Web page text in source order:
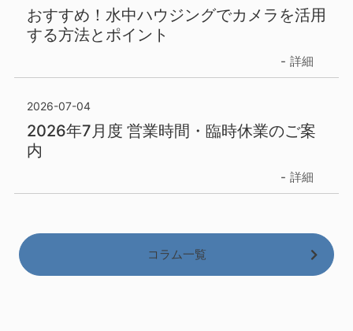
おすすめ！水中ハウジングでカメラを活用
する方法とポイント
詳細
2026-07-04
2026年7月度 営業時間・臨時休業のご案
内
詳細
コラム一覧